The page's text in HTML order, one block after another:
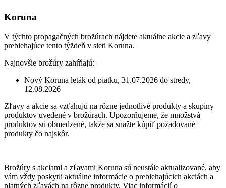
Koruna
V týchto propagačných brožúrach nájdete aktuálne akcie a zľavy
prebiehajúce tento týždeň v sieti Koruna.
Najnovšie brožúry zahŕňajú:
Nový Koruna leták od piatku, 31.07.2026 do stredy,
12.08.2026
Zľavy a akcie sa vzťahujú na rôzne jednotlivé produkty a skupiny
produktov uvedené v brožúrach. Upozorňujeme, že množstvá
produktov sú obmedzené, takže sa snažte kúpiť požadované
produkty čo najskôr.
Brožúry s akciami a zľavami Koruna sú neustále aktualizované, aby
vám vždy poskytli aktuálne informácie o prebiehajúcich akciách a
platných zľavách na rôzne produkty. Viac informácií o